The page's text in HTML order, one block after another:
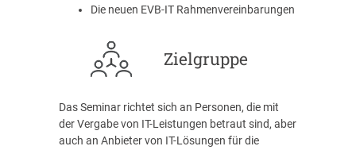
Die neuen EVB-IT Rahmenvereinbarungen
Zielgruppe
Das Seminar richtet sich an Personen, die mit
der Vergabe von IT-Leistungen betraut sind, aber
auch an Anbieter von IT-Lösungen für die